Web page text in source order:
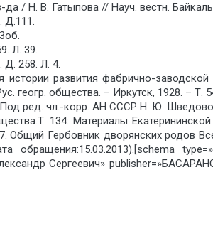
/ Н. В. Гатыпова // Науч. вестн.
Д.111.
Л. 39.
Д. 258. Л. 4.
развития фабрично-
геогр. общества. – Иркутск, 1928. – Т.
ред. чл.-корр. АН СССР Н. Ю.
134: Материалы
Общий Гербовник дворянских родов
обращения:15.03.2013).[schema
Сергеевич»